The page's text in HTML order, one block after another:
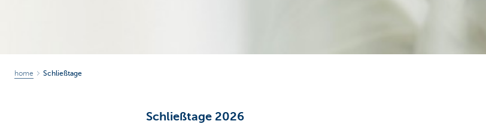
home Schließtage
Schließtage 2026